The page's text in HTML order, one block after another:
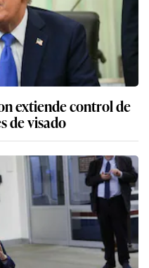
extiende control de
de visado